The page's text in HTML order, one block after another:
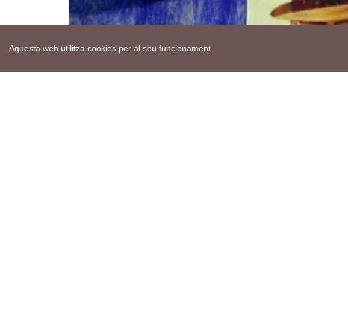
Aquesta web utilitza cookies per al seu funcionament.